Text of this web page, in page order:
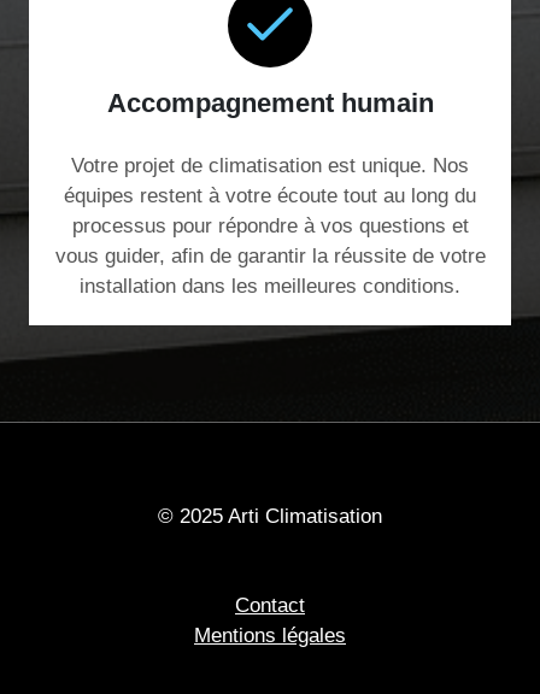
Accompagnement humain
Votre projet de climatisation est unique. Nos
équipes restent à votre écoute tout au long du
processus pour répondre à vos questions et
vous guider, afin de garantir la réussite de votre
installation dans les meilleures conditions.
© 2025 Arti Climatisation
Contact
Mentions légales